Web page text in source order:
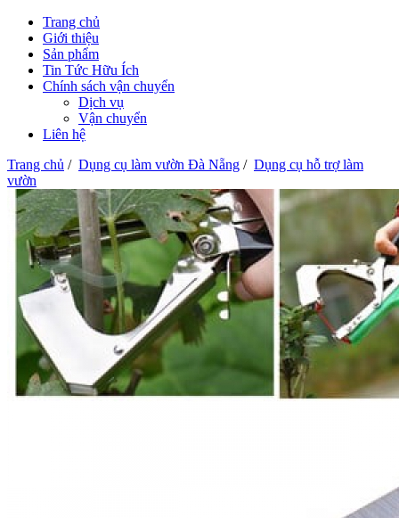
Trang chủ
Giới thiệu
Sản phẩm
Tin Tức Hữu Ích
Chính sách vận chuyển
Dịch vụ
Vận chuyển
Liên hệ
Trang chủ / Dụng cụ làm vườn Đà Nẵng / Dụng cụ hỗ trợ làm
vườn